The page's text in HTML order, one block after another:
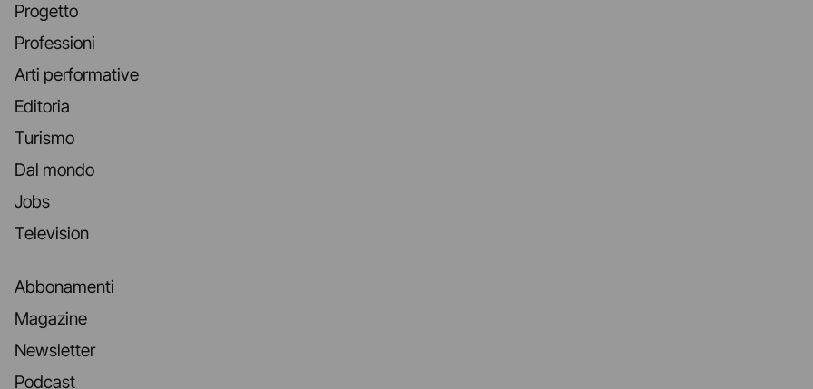
Progetto
Professioni
Arti performative
Editoria
Turismo
Dal mondo
Jobs
Television
Abbonamenti
Magazine
Newsletter
Podcast